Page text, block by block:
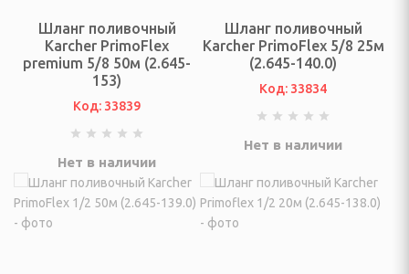
ОСВЕЩЕНИЕ
для отдыха на
Шланг поливочный
Karcher PrimoFlex
premium 5/8 50м (2.645-
153)
Код: 33839
Нет в наличии
Шланг поливочный
Karcher PrimoFlex 5/8 25м
(2.645-140.0)
Код: 33834
Нет в наличии